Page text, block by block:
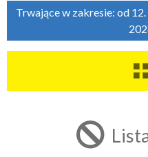
Szukana fraza
Trwające w zakresie
Trwające w zakresie: od